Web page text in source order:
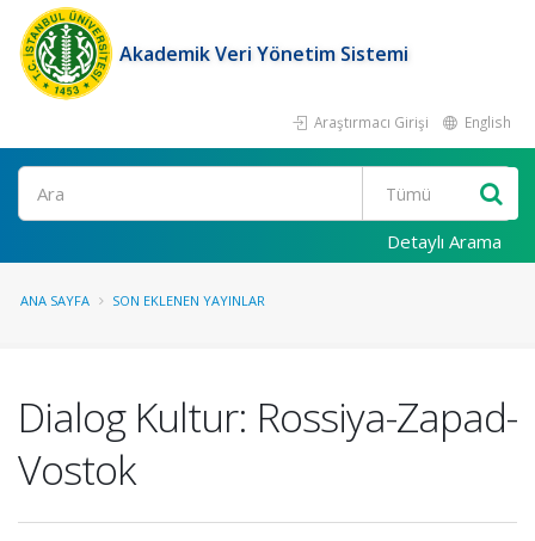
Akademik Veri Yönetim Sistemi
Araştırmacı Girişi English
Ara
Detaylı Arama
ANA SAYFA SON EKLENEN YAYINLAR
Dialog Kultur: Rossiya-Zapad-
Vostok